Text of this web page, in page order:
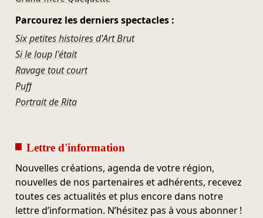
Parcourez les derniers spectacles :
Six petites histoires d'Art Brut
Si le loup l'était
Ravage tout court
Puff
Portrait de Rita
Lettre d'information
Nouvelles créations, agenda de votre région,
nouvelles de nos partenaires et adhérents, recevez
toutes ces actualités et plus encore dans notre
lettre d’information. N’hésitez pas à vous abonner !